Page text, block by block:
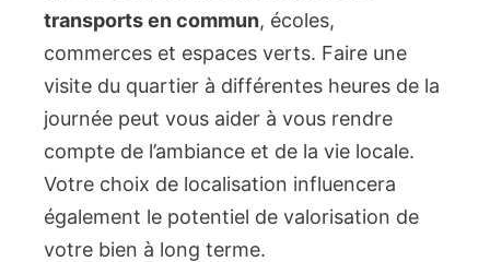
transports en commun, écoles,
commerces et espaces verts. Faire une
visite du quartier à différentes heures de la
journée peut vous aider à vous rendre
compte de l’ambiance et de la vie locale.
Votre choix de localisation influencera
également le potentiel de valorisation de
votre bien à long terme.